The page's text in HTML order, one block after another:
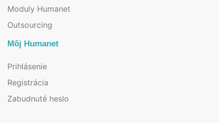
Moduly Humanet
Outsourcing
Môj Humanet
Prihlásenie
Registrácia
Zabudnuté heslo